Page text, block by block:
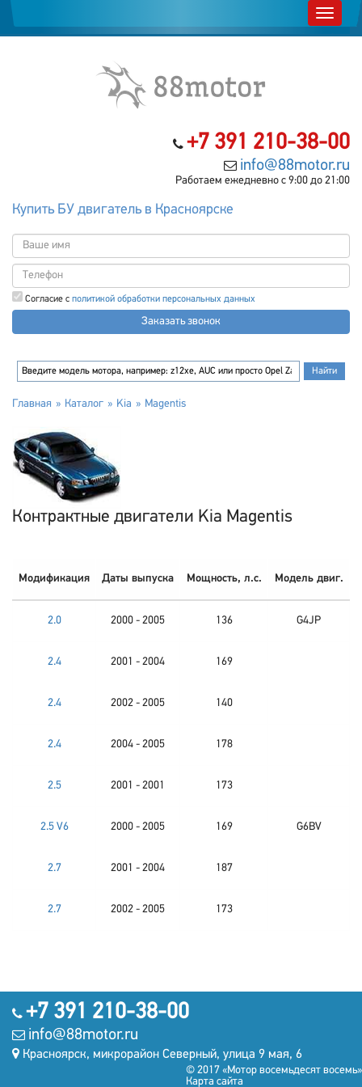
+7 391 210-38-00
info@88motor.ru
Работаем ежедневно с 9:00 до 21:00
Купить БУ двигатель в Красноярске
Согласие с политикой обработки персональных данных
Заказать звонок
Главная Каталог Kia Magentis
Контрактные двигатели Kia Magentis
Модификация Даты выпуска Мощность, л.с. Модель двиг.
2.0 2000 - 2005 136 G4JP
2.4 2001 - 2004 169
2.4 2002 - 2005 140
2.4 2004 - 2005 178
2.5 2001 - 2001 173
2.5 V6 2000 - 2005 169 G6BV
2.7 2001 - 2004 187
2.7 2002 - 2005 173
+7 391 210-38-00
info@88motor.ru
Красноярск, микрорайон Северный, улица 9 мая, 6
© 2017 «Мотор восемьдесят восемь»
Карта сайта